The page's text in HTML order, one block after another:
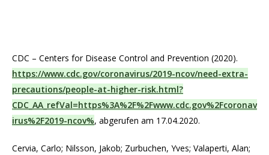
CDC – Centers for Disease Control and Prevention (2020).
https://www.cdc.gov/coronavirus/2019-ncov/need-extra-
precautions/people-at-higher-risk.html?
CDC_AA_refVal=https%3A%2F%2Fwww.cdc.gov%2Fcoronav
irus%2F2019-ncov%, abgerufen am 17.04.2020.
Cervia, Carlo; Nilsson, Jakob; Zurbuchen, Yves; Valaperti, Alan;